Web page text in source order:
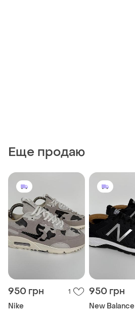
Еще продаю
950 грн 1
Nike
950 грн
New Balance